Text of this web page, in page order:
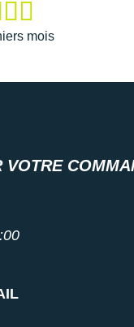
mois
VOTRE